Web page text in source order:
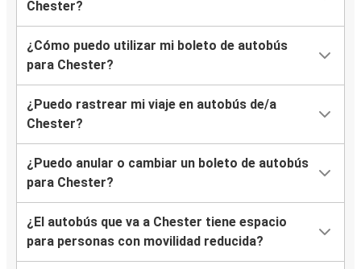
Chester?
¿Cómo puedo utilizar mi boleto de autobús
para Chester?
¿Puedo rastrear mi viaje en autobús de/a
Chester?
¿Puedo anular o cambiar un boleto de autobús
para Chester?
¿El autobús que va a Chester tiene espacio
para personas con movilidad reducida?